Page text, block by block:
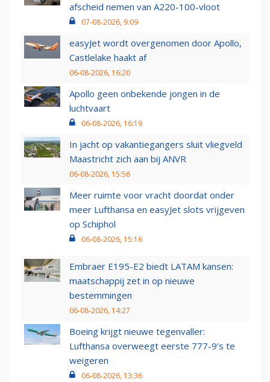
afscheid nemen van A220-100-vloot
07-08-2026, 9:09
easyJet wordt overgenomen door Apollo,
Castlelake haakt af
06-08-2026, 16:20
Apollo geen onbekende jongen in de
luchtvaart
06-08-2026, 16:19
In jacht op vakantiegangers sluit vliegveld
Maastricht zich aan bij ANVR
06-08-2026, 15:56
Meer ruimte voor vracht doordat onder
meer Lufthansa en easyJet slots vrijgeven
op Schiphol
06-08-2026, 15:16
Embraer E195-E2 biedt LATAM kansen:
maatschappij zet in op nieuwe
bestemmingen
06-08-2026, 14:27
Boeing krijgt nieuwe tegenvaller:
Lufthansa overweegt eerste 777-9’s te
weigeren
06-08-2026, 13:36